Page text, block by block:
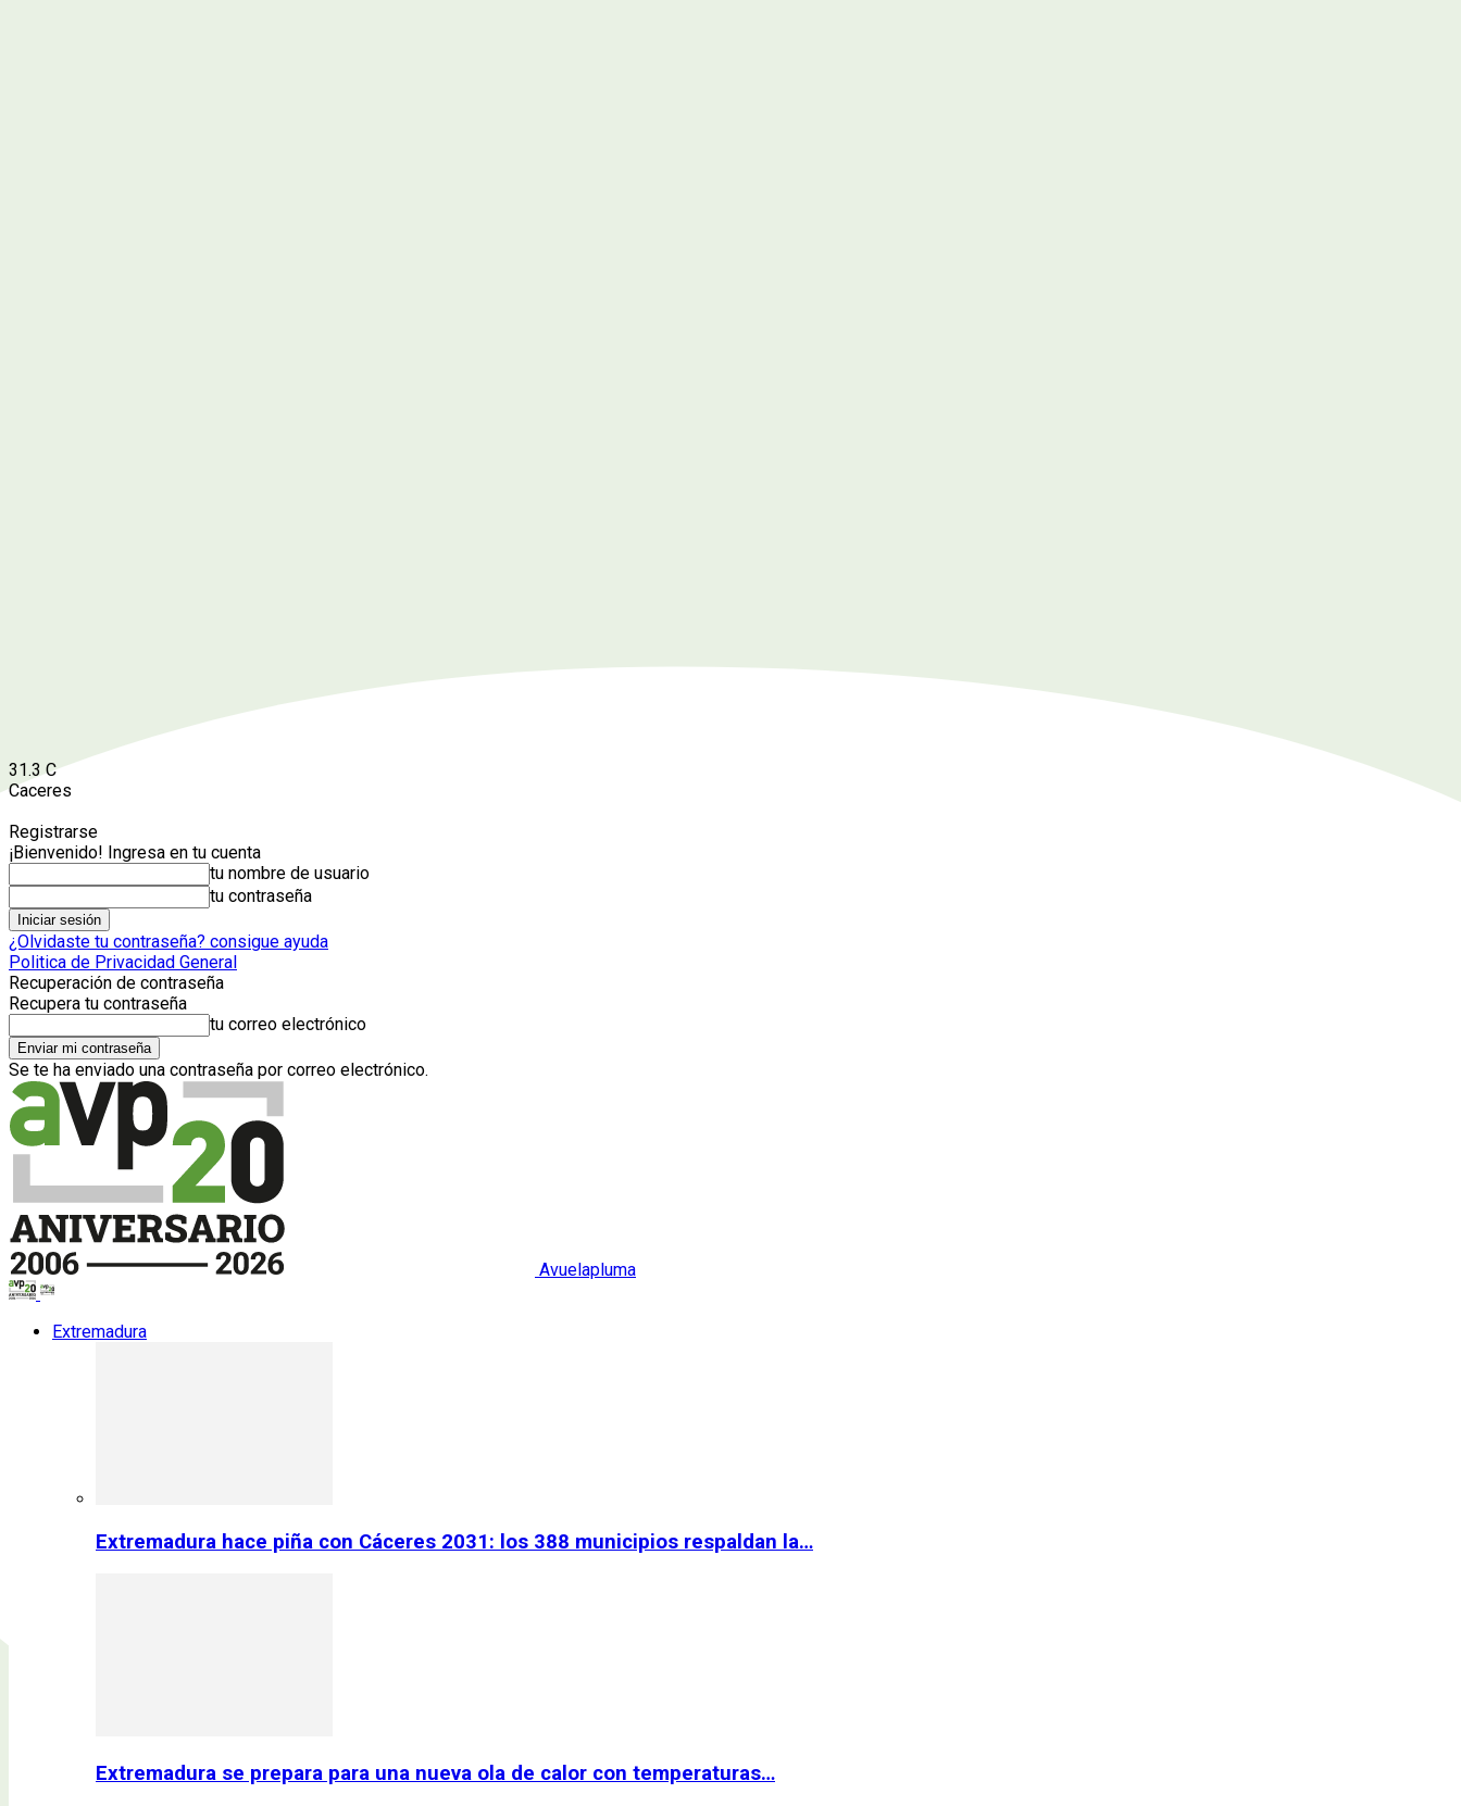
31.3 C
Caceres
Registrarse
¡Bienvenido! Ingresa en tu cuenta
tu nombre de usuario
tu contraseña
¿Olvidaste tu contraseña? consigue ayuda
Politica de Privacidad General
Recuperación de contraseña
Recupera tu contraseña
tu correo electrónico
Se te ha enviado una contraseña por correo electrónico.
Avuelapluma
Extremadura
Extremadura hace piña con Cáceres 2031: los 388 municipios respaldan la…
Extremadura se prepara para una nueva ola de calor con temperaturas…